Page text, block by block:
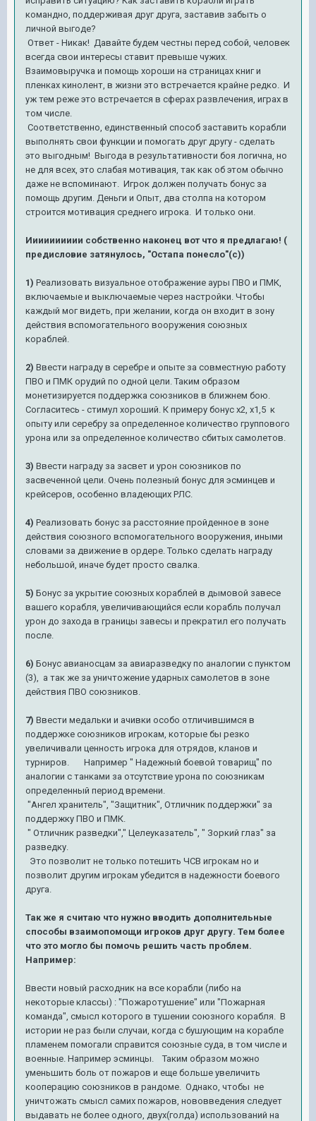
командно, поддерживая друг друга, заставив забыть о
личной выгоде?
Ответ - Никак! Давайте будем честны перед собой, человек
всегда свои интересы ставит превыше чужих.
Взаимовыручка и помощь хороши на страницах книг и
пленках кинолент, в жизни это встречается крайне редко. И
уж тем реже это встречается в сферах развлечения, играх в
том числе.
Соответственно, единственный способ заставить корабли
выполнять свои функции и помогать друг другу - сделать
это выгодным! Выгода в результативности боя логична, но
не для всех, это слабая мотивация, так как об этом обычно
даже не вспоминают. Игрок должен получать бонус за
помощь другим. Деньги и Опыт, два столпа на котором
строится мотивация среднего игрока. И только они.
Ииииииииии собственно наконец вот что я предлагаю! (
предисловие затянулось, "Остапа понесло"(с))
1) Реализовать визуальное отображение ауры ПВО и ПМК,
включаемые и выключаемые через настройки. Чтобы
каждый мог видеть, при желании, когда он входит в зону
действия вспомогательного вооружения союзных
кораблей.
2) Ввести награду в серебре и опыте за совместную работу
ПВО и ПМК орудий по одной цели. Таким образом
монетизируется поддержка союзников в ближнем бою.
Согласитесь - стимул хороший. К примеру бонус x2, x1,5 к
опыту или серебру за определенное количество группового
урона или за определенное количество сбитых самолетов.
3) Ввести награду за засвет и урон союзников по
засвеченной цели. Очень полезный бонус для эсминцев и
крейсеров, особенно владеющих РЛС.
4) Реализовать бонус за расстояние пройденное в зоне
действия союзного вспомогательного вооружения, иными
словами за движение в ордере. Только сделать награду
небольшой, иначе будет просто свалка.
5) Бонус за укрытие союзных кораблей в дымовой завесе
вашего корабля, увеличивающийся если корабль получал
урон до захода в границы завесы и прекратил его получать
после.
6) Бонус авианосцам за авиаразведку по аналогии с пунктом
(3), а так же за уничтожение ударных самолетов в зоне
действия ПВО союзников.
7) Ввести медальки и ачивки особо отличившимся в
поддержке союзников игрокам, которые бы резко
увеличивали ценность игрока для отрядов, кланов и
турниров. Например " Надежный боевой товарищ" по
аналогии с танками за отсутствие урона по союзникам
определенный период времени.
"Ангел хранитель", "Защитник", Отличник поддержки" за
поддержку ПВО и ПМК.
" Отличник разведки"," Целеуказатель", " Зоркий глаз" за
разведку.
Это позволит не только потешить ЧСВ игрокам но и
позволит другим игрокам убедится в надежности боевого
друга.
Так же я считаю что нужно вводить дополнительные
способы взаимопомощи игроков друг другу. Тем более
что это могло бы помочь решить часть проблем.
Например:
Ввести новый расходник на все корабли (либо на
некоторые классы) : "Пожаротушение" или "Пожарная
команда", смысл которого в тушении союзного корабля. В
истории не раз были случаи, когда с бушующим на корабле
пламенем помогали справится союзные суда, в том числе и
военные. Например эсминцы. Таким образом можно
уменьшить боль от пожаров и еще больше увеличить
кооперацию союзников в рандоме. Однако, чтобы не
уничтожать смысл самих пожаров, нововведения следует
выдавать не более одного, двух(голда) использований на